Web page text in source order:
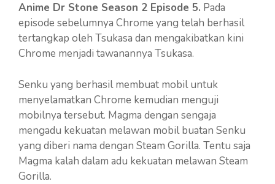
Anime Dr Stone Season 2 Episode 5. Pada
episode sebelumnya Chrome yang telah berhasil
tertangkap oleh Tsukasa dan mengakibatkan kini
Chrome menjadi tawanannya Tsukasa.
Senku yang berhasil membuat mobil untuk
menyelamatkan Chrome kemudian menguji
mobilnya tersebut. Magma dengan sengaja
mengadu kekuatan melawan mobil buatan Senku
yang diberi nama dengan Steam Gorilla. Tentu saja
Magma kalah dalam adu kekuatan melawan Steam
Gorilla.